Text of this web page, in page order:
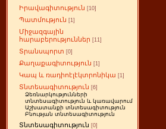
Իրավագիտություն [10]
Պատմություն [1]
Միջազգային
հարաբերություններ [11]
Տրանսպորտ [0]
Քաղաքագիտություն [1]
Կապ և ռադիոէլէկտրոնիկա [1]
Տնտեսագիտություն [6]
Ձեռնարկությունների
տնտեսագիտություն և կառավարում
Աշխատանքի տնտեսագիտություն
Բնության տնտեսագիտություն
Տնտեսագիտություն [0]